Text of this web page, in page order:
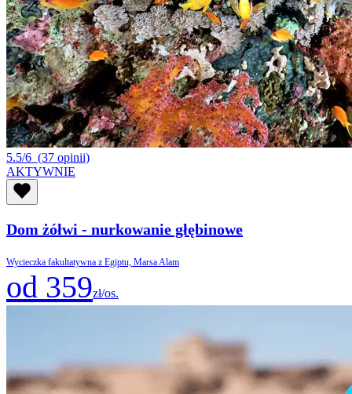
5.5/6 (37 opinii)
AKTYWNIE
Dom żółwi - nurkowanie głębinowe
Wycieczka fakultatywna z Egiptu, Marsa Alam
od 359zł/os.